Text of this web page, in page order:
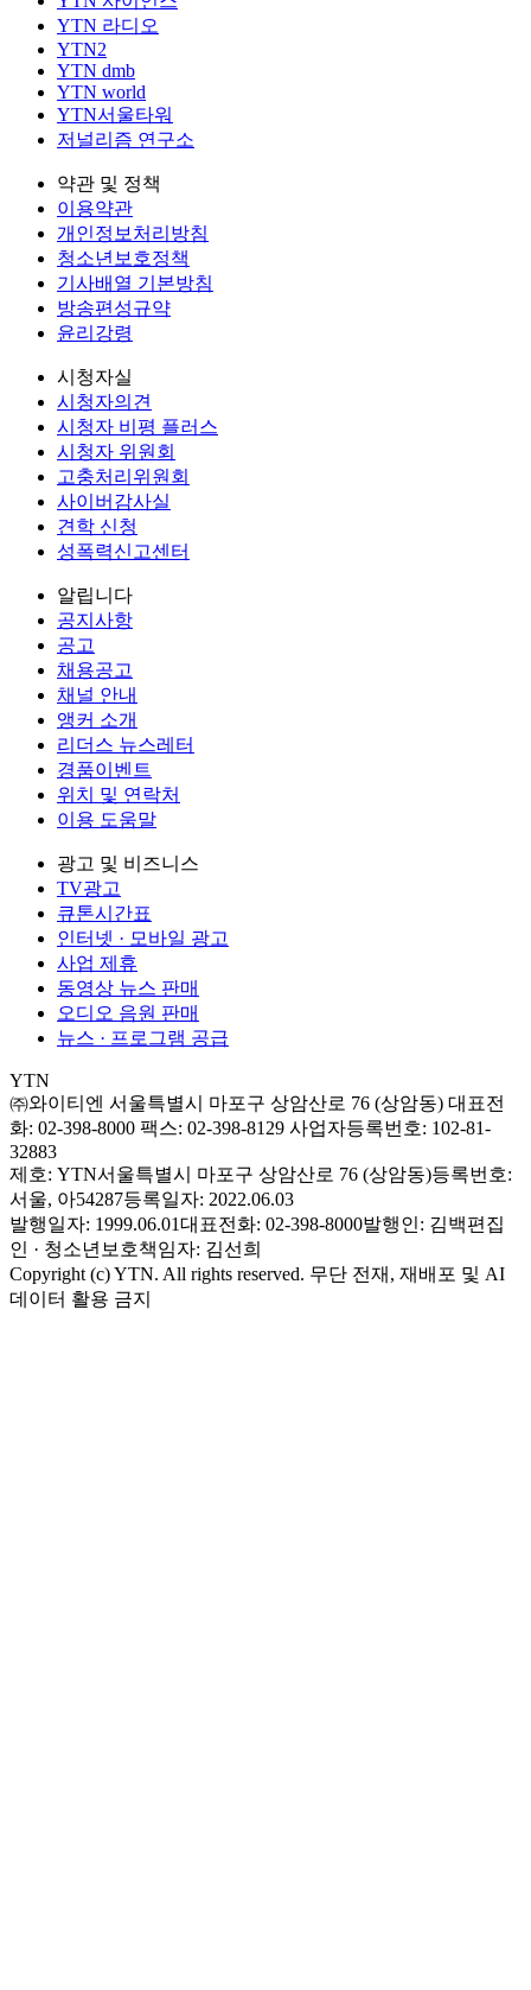
YTN 라디오
YTN2
YTN dmb
YTN world
YTN서울타워
저널리즘 연구소
약관 및 정책
이용약관
개인정보처리방침
청소년보호정책
기사배열 기본방침
방송편성규약
윤리강령
시청자실
시청자의견
시청자 비평 플러스
시청자 위원회
고충처리위원회
사이버감사실
견학 신청
성폭력신고센터
알립니다
공지사항
공고
채용공고
채널 안내
앵커 소개
리더스 뉴스레터
경품이벤트
위치 및 연락처
이용 도움말
광고 및 비즈니스
TV광고
큐톤시간표
인터넷 · 모바일 광고
사업 제휴
동영상 뉴스 판매
오디오 음원 판매
뉴스 · 프로그램 공급
YTN
㈜와이티엔 서울특별시 마포구 상암산로 76 (상암동) 대표전
화: 02-398-8000 팩스: 02-398-8129 사업자등록번호: 102-81-
32883
제호: YTN서울특별시 마포구 상암산로 76 (상암동)등록번호:
서울, 아54287등록일자: 2022.06.03
발행일자: 1999.06.01대표전화: 02-398-8000발행인: 김백편집
인 · 청소년보호책임자: 김선희
Copyright (c) YTN. All rights reserved. 무단 전재, 재배포 및 AI
데이터 활용 금지